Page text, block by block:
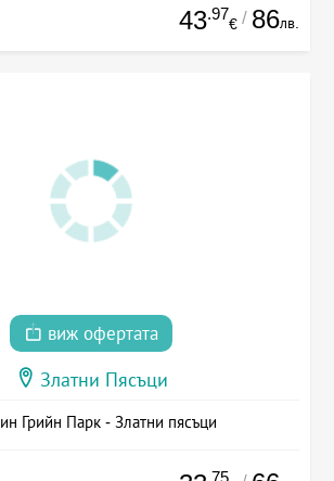
43.97
€ / 86лв.
виж офертата
Златни Пясъци
Грийн Парк - Златни пясъци
.75